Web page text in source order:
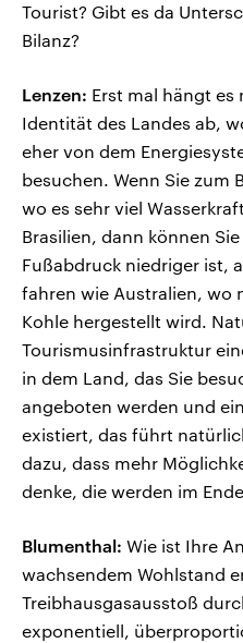
Tourist? Gibt es da
Bilanz?
Lenzen: Erst mal hängt
Identität des Landes ab,
eher von dem
besuchen. Wenn Sie zum
wo es sehr viel
Brasilien, dann können
Fußabdruck niedriger ist,
fahren wie Australien, wo
Kohle hergestellt wird.
Tourismusinfrastruktur
in dem Land, das Sie
angeboten werden und
existiert, das führt
dazu, dass mehr
denke, die werden im
Blumenthal: Wie ist Ihre
wachsendem Wohlstand
Treibhausgasausstoß
exponentiell,